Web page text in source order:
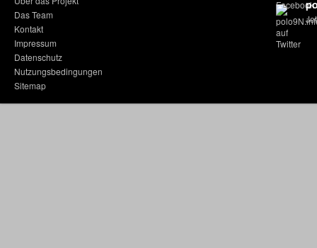
Das Team
Kontakt
Impressum
Datenschutz
Nutzungsbedingungen
Sitemap